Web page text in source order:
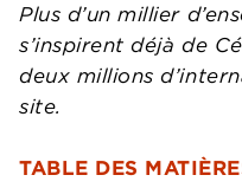
Plus d’un millier
s’inspirent déjà de
deux millions
site.
TABLE DES